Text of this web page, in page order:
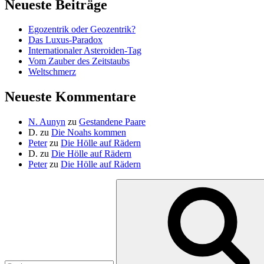
Neueste Beiträge
Egozentrik oder Geozentrik?
Das Luxus-Paradox
Internationaler Asteroiden-Tag
Vom Zauber des Zeitstaubs
Weltschmerz
Neueste Kommentare
N. Aunyn zu Gestandene Paare
D. zu Die Noahs kommen
Peterzu Die Hölle auf Rädern
D. zu Die Hölle auf Rädern
Peterzu Die Hölle auf Rädern